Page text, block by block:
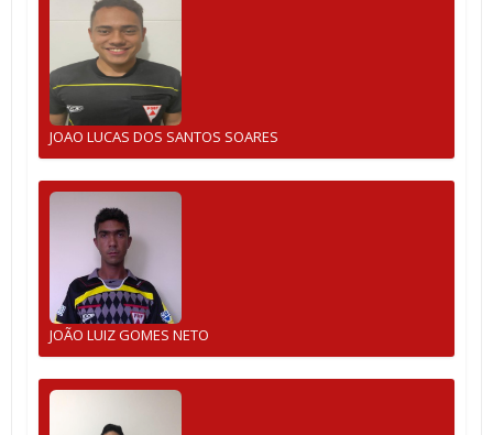
JOAO LUCAS DOS SANTOS SOARES
JOÃO LUIZ GOMES NETO